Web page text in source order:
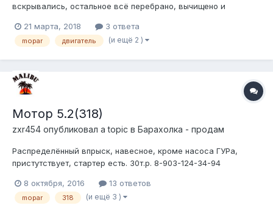
вскрывались, остальное всё перебрано, вычищено и
плоские гидрики, стартер, коса зажигания от БМВ, родная
фурнитура, отпиленный колокол от 727й коробки (беспонятия
21 марта, 2018 3 ответа
mopar двигатель (и ещё 2 )
Мотор 5.2(318)
zxr454 опубликовал a topic в Барахолка - продам
Распределённый впрыск, навесное, кроме насоса ГУРа,
пристутствует, стартер есть. 30т.р. 8-903-124-34-94
8 октября, 2016 13 ответов
mopar 318 (и ещё 3 )